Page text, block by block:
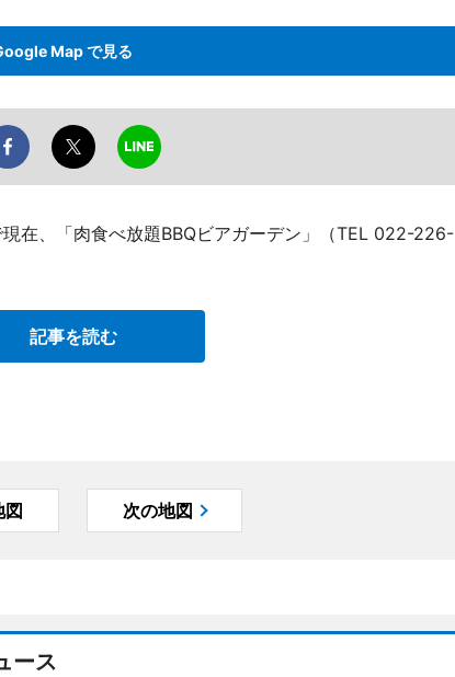
Map で見る
在、「肉食べ放題BBQビアガーデン」（TEL 022-226-
記事を読む
図 次の地図
ース